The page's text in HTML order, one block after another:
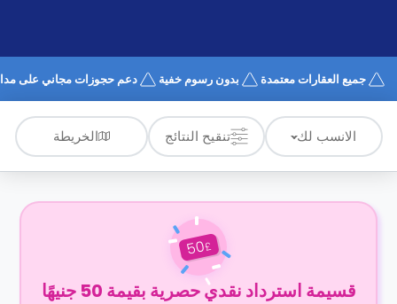
كيف
تعمل؟
الأسئلة
الشائعة
جميع العقارات معتمدة بدون رسوم خفية دعم حجوزات مجاني على مدار
الانسب لك تنقيح النتائج الخريطة
£
50
قسيمة استرداد نقدي حصرية بقيمة 50 جنيهًا